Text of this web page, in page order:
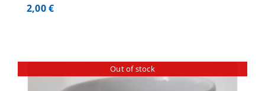
2,00€
Out of stock